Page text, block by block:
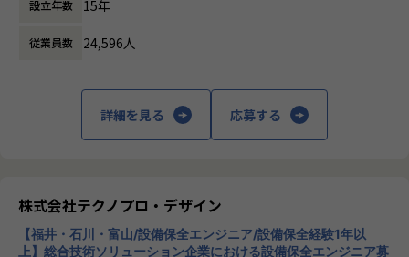
ジタル回路の設計・開発業務をご担当いただきます。自動
【業務の変更の範囲】
に渡ります。いわゆる技術者派遣と呼ばれ
働く場所に関わらない事業支援や最新技術を
用いた研究開発などを行っています。
程プロジェクトの増加といった世の中で技術
者集団として価値提供を行うために、エンジ
ニアが生涯活躍できる環境を考え事業運営を
設立年数 15年
従業員数 24,596人
詳細を見る 応募する
株式会社テクノプロ・デザイン
【福井・石川・富山/設備保全エンジニア/設備保全経験1年以
上】総合技術ソリューション企業における設備保全エンジニア募